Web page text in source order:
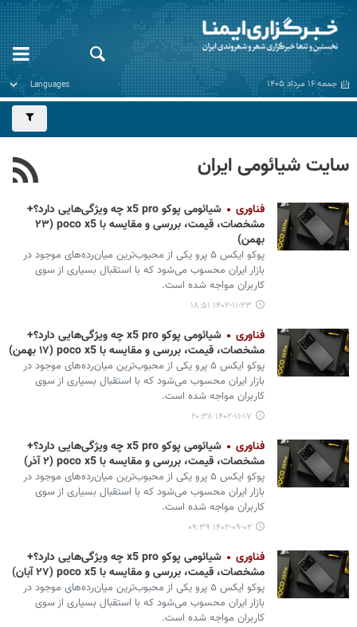
جمعه ۱۶ مرداد ۱۴۰۵
سایت شیائومی ایران
فناوری
شیائومی پوکو x5 pro چه ویژگی‌هایی دارد؟+
مشخصات، قیمت، بررسی و مقایسه با poco x5 (۲۳
بهمن)
پوکو ایکس ۵ پرو یکی از محبوب‌ترین میان‌رده‌های موجود در
بازار ایران محسوب می‌شود که با استقبال بسیاری از سوی
کاربران مواجه شده است.
۱۴۰۲-۱۱-۲۳ ۱۸:۵۱
فناوری
شیائومی پوکو x5 pro چه ویژگی‌هایی دارد؟+
مشخصات، قیمت، بررسی و مقایسه با poco x5 (۱۷ بهمن)
پوکو ایکس ۵ پرو یکی از محبوب‌ترین میان‌رده‌های موجود در
بازار ایران محسوب می‌شود که با استقبال بسیاری از سوی
کاربران مواجه شده است.
۱۴۰۲-۱۱-۱۷ ۲۰:۳۸
فناوری
شیائومی پوکو x5 pro چه ویژگی‌هایی دارد؟+
مشخصات، قیمت، بررسی و مقایسه با poco x5 (۲ آذر)
پوکو ایکس ۵ پرو یکی از محبوب‌ترین میان‌رده‌های موجود در
بازار ایران محسوب می‌شود که با استقبال بسیاری از سوی
کاربران مواجه شده است.
۱۴۰۲-۰۹-۰۲ ۰۹:۳۹
فناوری
شیائومی پوکو x5 pro چه ویژگی‌هایی دارد؟+
مشخصات، قیمت، بررسی و مقایسه با poco x5 (۲۷ آبان)
پوکو ایکس ۵ پرو یکی از محبوب‌ترین میان‌رده‌های موجود در
بازار ایران محسوب می‌شود که با استقبال بسیاری از سوی
کاربران مواجه شده است.